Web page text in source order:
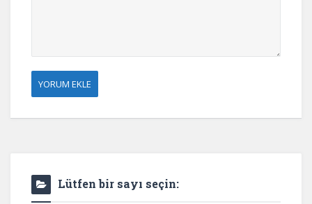
Lütfen bir sayı seçin: